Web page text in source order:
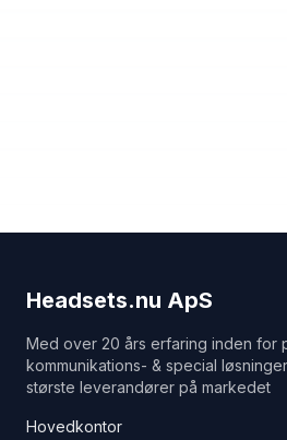
Headsets.nu ApS
Med over 20 års erfaring inden for
kommunikations- & special
største leverandører på markedet
Hovedkontor